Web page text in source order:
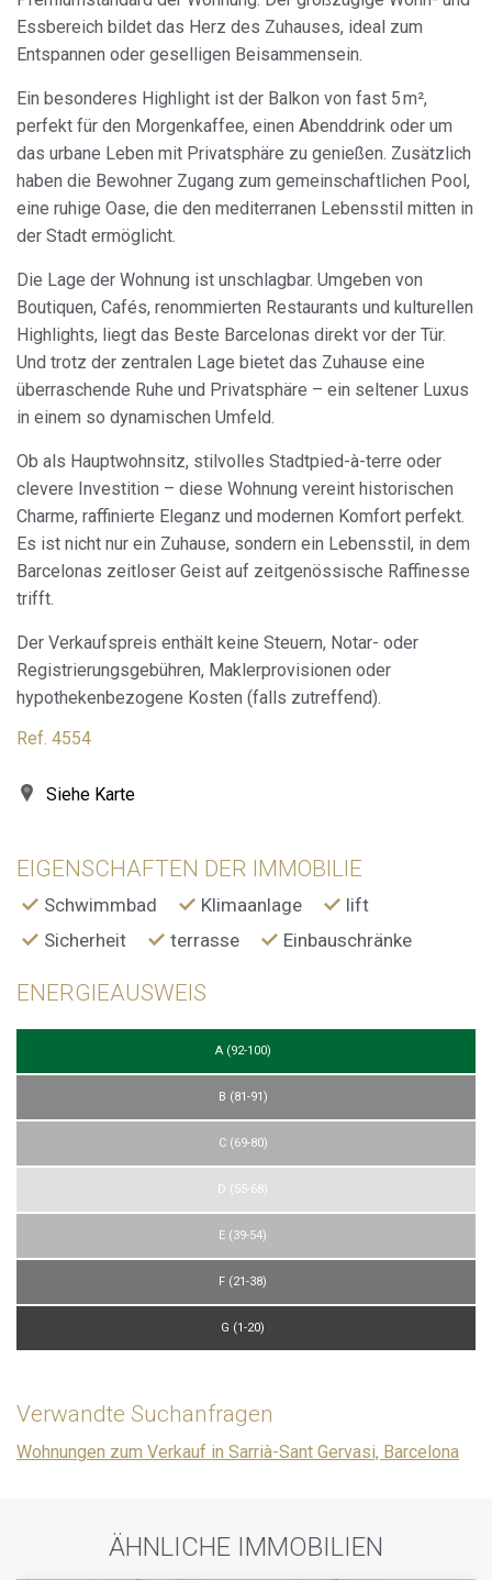
Essbereich bildet das Herz des Zuhauses, ideal zum
Entspannen oder geselligen Beisammensein.
Ein besonderes Highlight ist der Balkon von fast 5 m²,
perfekt für den Morgenkaffee, einen Abenddrink oder um
das urbane Leben mit Privatsphäre zu genießen. Zusätzlich
haben die Bewohner Zugang zum gemeinschaftlichen Pool,
eine ruhige Oase, die den mediterranen Lebensstil mitten in
der Stadt ermöglicht.
Die Lage der Wohnung ist unschlagbar. Umgeben von
Boutiquen, Cafés, renommierten Restaurants und kulturellen
Highlights, liegt das Beste Barcelonas direkt vor der Tür.
Und trotz der zentralen Lage bietet das Zuhause eine
überraschende Ruhe und Privatsphäre – ein seltener Luxus
in einem so dynamischen Umfeld.
Ob als Hauptwohnsitz, stilvolles Stadtpied-à-terre oder
clevere Investition – diese Wohnung vereint historischen
Charme, raffinierte Eleganz und modernen Komfort perfekt.
Es ist nicht nur ein Zuhause, sondern ein Lebensstil, in dem
Barcelonas zeitloser Geist auf zeitgenössische Raffinesse
trifft.
Der Verkaufspreis enthält keine Steuern, Notar- oder
Registrierungsgebühren, Maklerprovisionen oder
hypothekenbezogene Kosten (falls zutreffend).
Ref. 4554
Siehe Karte
EIGENSCHAFTEN DER IMMOBILIE
Schwimmbad Klimaanlage
lift
Sicherheit
terrasse Einbauschränke
ENERGIEAUSWEIS
A (92-100)
B (81-91)
C (69-80)
D (55-68)
E (39-54)
F (21-38)
G (1-20)
Verwandte Suchanfragen
Wohnungen zum Verkauf in Sarrià-Sant Gervasi, Barcelona
ÄHNLICHE IMMOBILIEN
Cookies ändern
Technik und Funktional
Immer aktiv
Diese Website verwendet eigene Cookies, um
verbessern. Wenn Sie weiter surfen, akzeptieren Sie deren
Installation. Der Benutzer hat die Möglichkeit, seinen
Browser zu konfigurieren und auf Wunsch zu verhindern,
dass er auf seiner Festplatte installiert wird, obwohl er
bedenken muss, dass dies zu Schwierigkeiten beim
Navigieren auf der Website führen kann.
Analytik und Anpassung
Sie ermöglichen die Beobachtung und Analyse des
Verhaltens der Nutzer dieser Website. Die durch diese Art
von Cookies gesammelten Informationen werden
verwendet, um die Aktivität des Webs zu messen, um
Benutzernavigationsprofile zu erstellen, um basierend auf
der Analyse der Nutzungsdaten der Benutzer des Dienstes
Verbesserungen einzuführen. Sie ermöglichen es uns, die
Präferenzinformationen des Benutzers zu speichern, um
die Qualität unserer Dienstleistungen zu verbessern und
bieten.
Marketing und Publizität
Diese Cookies werden verwendet, um Informationen über
die Präferenzen und persönlichen Entscheidungen des
die Surfgewohnheiten auf der Website kennen und